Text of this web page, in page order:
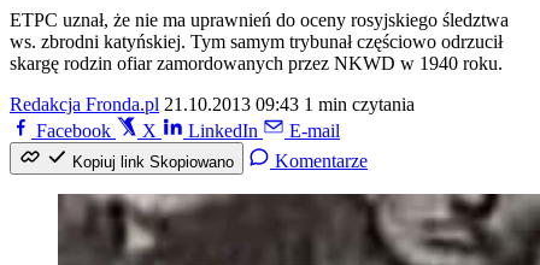
ETPC uznał, że nie ma uprawnień do oceny rosyjskiego śledztwa
ws. zbrodni katyńskiej. Tym samym trybunał częściowo odrzucił
skargę rodzin ofiar zamordowanych przez NKWD w 1940 roku.
Redakcja Fronda.pl 21.10.2013 09:43 1 min czytania
Facebook
X LinkedIn E-mail
Kopiuj link Skopiowano Komentarze